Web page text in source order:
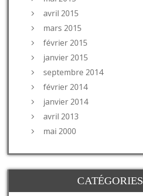
avril 2015
mars 2015
février 2015
janvier 2015
septembre 2014
février 2014
janvier 2014
avril 2013
mai 2000
CATÉGORIES